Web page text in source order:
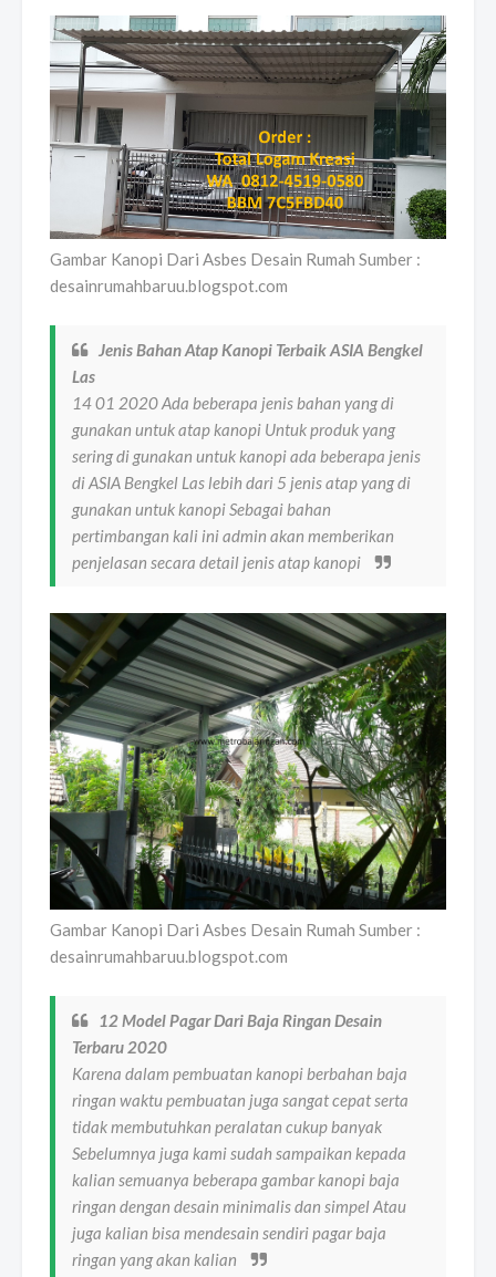
Gambar Kanopi Dari Asbes Desain Rumah Sumber :
desainrumahbaruu.blogspot.com
Jenis Bahan Atap Kanopi Terbaik ASIA Bengkel
Las
14 01 2020 Ada beberapa jenis bahan yang di
gunakan untuk atap kanopi Untuk produk yang
sering di gunakan untuk kanopi ada beberapa jenis
di ASIA Bengkel Las lebih dari 5 jenis atap yang di
gunakan untuk kanopi Sebagai bahan
pertimbangan kali ini admin akan memberikan
penjelasan secara detail jenis atap kanopi
Gambar Kanopi Dari Asbes Desain Rumah Sumber :
desainrumahbaruu.blogspot.com
12 Model Pagar Dari Baja Ringan Desain
Terbaru 2020
Karena dalam pembuatan kanopi berbahan baja
ringan waktu pembuatan juga sangat cepat serta
tidak membutuhkan peralatan cukup banyak
Sebelumnya juga kami sudah sampaikan kepada
kalian semuanya beberapa gambar kanopi baja
ringan dengan desain minimalis dan simpel Atau
juga kalian bisa mendesain sendiri pagar baja
ringan yang akan kalian